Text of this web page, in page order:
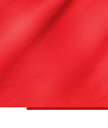
كأس العالم
شاهد البرامج